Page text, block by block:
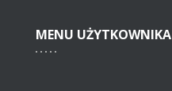
MENU UŻYTKOWNIKA